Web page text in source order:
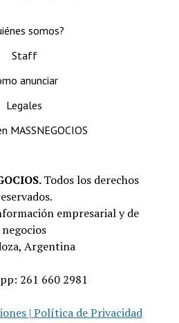
somos?
Staff
anunciar
Legales
MASSNEGOCIOS
Todos los derechos
empresarial y de
negocios
Argentina
261 660 2981
| Política de Privacidad